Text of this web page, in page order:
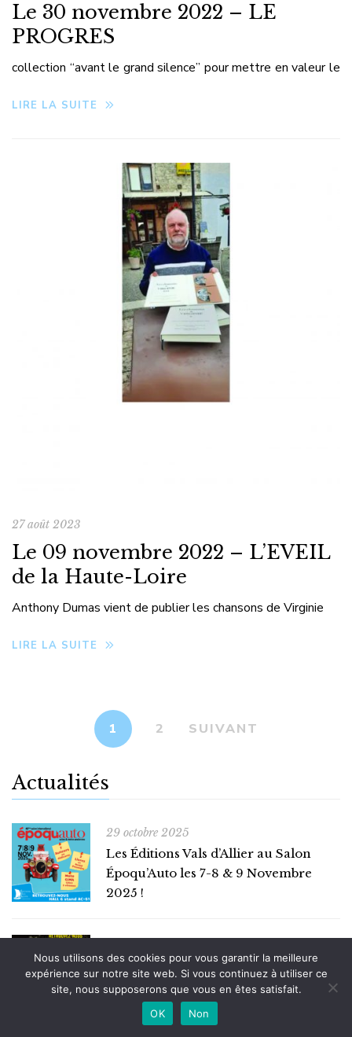
Le 30 novembre 2022 – LE
PROGRES
collection “avant le grand silence” pour mettre en valeur le
LIRE LA SUITE
27 août 2023
Le 09 novembre 2022 – L’EVEIL
de la Haute-Loire
Anthony Dumas vient de publier les chansons de Virginie
LIRE LA SUITE
1 2 SUIVANT
Actualités
29 octobre 2025
Les Éditions Vals d’Allier au Salon
Époqu’Auto les 7-8 & 9 Novembre
2025 !
Salon du Livre d’Histoire de Blois
2025 : Rendez-vous avec les Éditions
Vals d’Allier
Nous utilisons des cookies pour vous garantir la meilleure
expérience sur notre site web. Si vous continuez à utiliser ce
site, nous supposerons que vous en êtes satisfait.
OK
Non